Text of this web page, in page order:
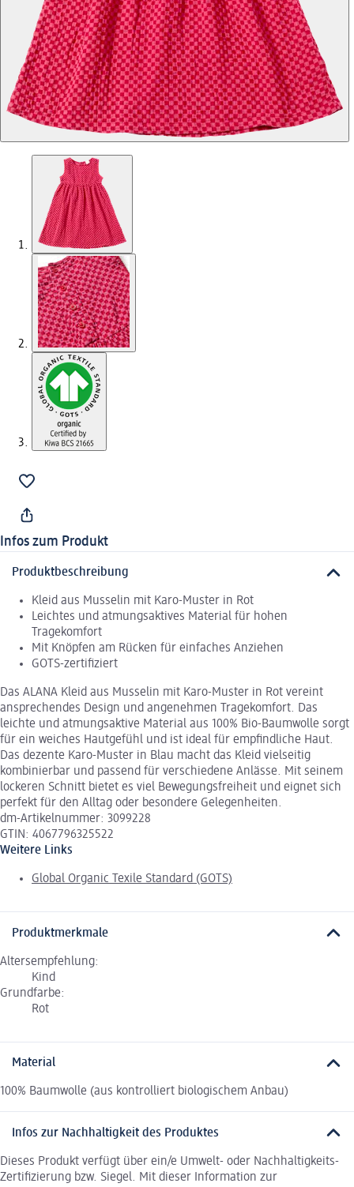
Infos zum Produkt
Produktbeschreibung
Kleid aus Musselin mit Karo-Muster in Rot
Leichtes und atmungsaktives Material für hohen
Tragekomfort
Mit Knöpfen am Rücken für einfaches Anziehen
GOTS-zertifiziert
Das ALANA Kleid aus Musselin mit Karo-Muster in Rot vereint
ansprechendes Design und angenehmen Tragekomfort. Das
leichte und atmungsaktive Material aus 100% Bio-Baumwolle sorgt
für ein weiches Hautgefühl und ist ideal für empfindliche Haut.
Das dezente Karo-Muster in Blau macht das Kleid vielseitig
kombinierbar und passend für verschiedene Anlässe. Mit seinem
lockeren Schnitt bietet es viel Bewegungsfreiheit und eignet sich
perfekt für den Alltag oder besondere Gelegenheiten.
dm-Artikelnummer: 3099228
GTIN: 4067796325522
Weitere Links
Global Organic Texile Standard (GOTS)
Produktmerkmale
Altersempfehlung:
Kind
Grundfarbe:
Rot
Material
100% Baumwolle (aus kontrolliert biologischem Anbau)
Infos zur Nachhaltigkeit des Produktes
Dieses Produkt verfügt über ein/e Umwelt- oder Nachhaltigkeits-
Zertifizierung bzw. Siegel. Mit dieser Information zur